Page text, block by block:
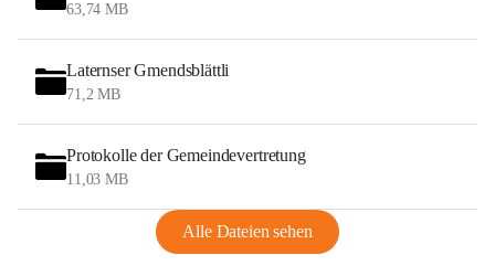
63,74 MB
Laternser Gmendsblättli
71,2 MB
Protokolle der Gemeindevertretung
11,03 MB
Alle Dateien sehen